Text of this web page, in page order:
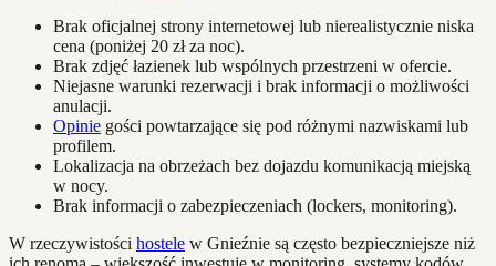
Brak oficjalnej strony internetowej lub nierealistycznie niska
cena (poniżej 20 zł za noc).
Brak zdjęć łazienek lub wspólnych przestrzeni w ofercie.
Niejasne warunki rezerwacji i brak informacji o możliwości
anulacji.
Opinie gości powtarzające się pod różnymi nazwiskami lub
profilem.
Lokalizacja na obrzeżach bez dojazdu komunikacją miejską
w nocy.
Brak informacji o zabezpieczeniach (lockers, monitoring).
W rzeczywistości hostele w Gnieźnie są często bezpieczniejsze niż